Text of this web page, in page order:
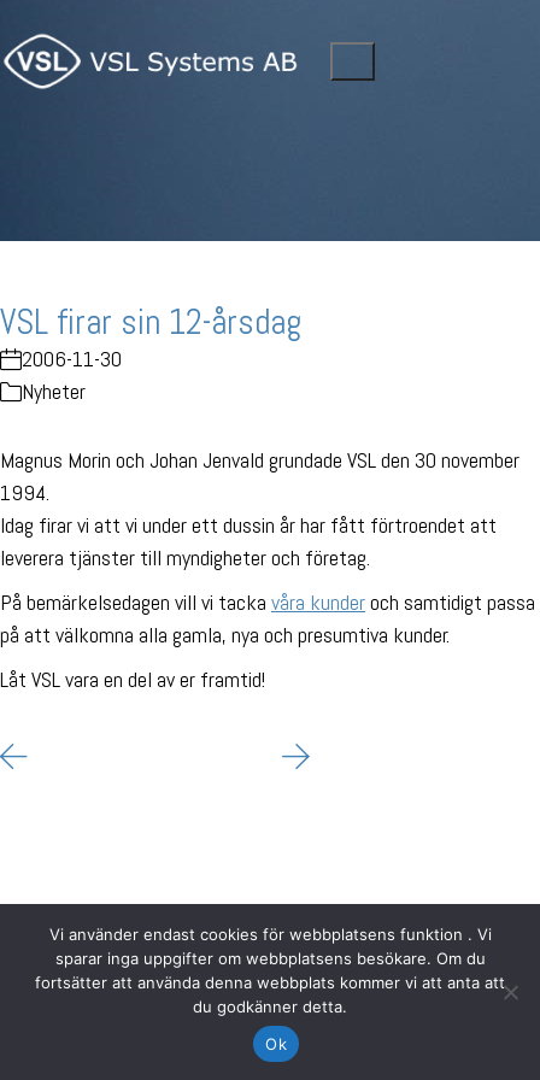
VSL firar sin 12-årsdag
2006-11-30
Nyheter
Magnus Morin och Johan Jenvald grundade VSL den 30 november
1994.
Idag firar vi att vi under ett dussin år har fått förtroendet att
leverera tjänster till myndigheter och företag.
På bemärkelsedagen vill vi tacka våra kunderoch samtidigt passa
på att välkomna alla gamla, nya och presumtiva kunder.
Låt VSL vara en del av er framtid!
Vi använder endast cookies för webbplatsens funktion . Vi
sparar inga uppgifter om webbplatsens besökare. Om du
fortsätter att använda denna webbplats kommer vi att anta att
du godkänner detta.
Ok